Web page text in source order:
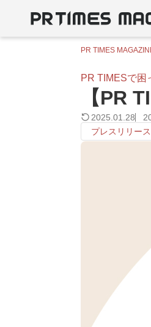
PR TIMES
PR TIMESで困
【PR
2025.01.28
プレスリリース